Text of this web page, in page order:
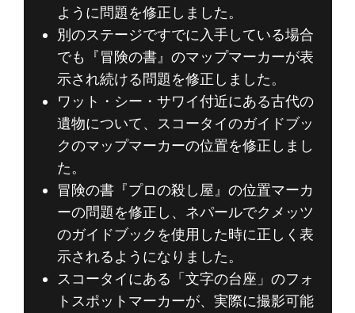
ように問題を修正しました。
別のステージですでに入手している場合
でも『冒険の書』のマップマーカーが表
示され続ける問題を修正しました。
ワット・シー・サワイ付近にある古代の
遺物について、スコータイのガイドブッ
クのマップマーカーの位置を修正しまし
た。
冒険の書『プロの殺し屋』の位置マーカ
ーの問題を修正し、ネパールでクメッツ
のガイドブックを使用した時に正しく表
示されるようになりました。
スコータイにある「文字の台座」のフォ
トスポットマーカーが、実際に撮影可能